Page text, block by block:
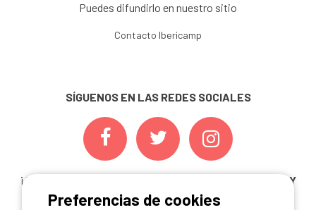
Puedes difundirlo en nuestro sitio
Contacto Ibericamp
SÍGUENOS EN LAS REDES SOCIALES
¡ Y NO TE PIERDAS NUESTRAS
OFERTAS, CONCURSOS Y
NOVEDADESINSCRIBIÉNDOTE A NUESTRA
Preferencias de cookies